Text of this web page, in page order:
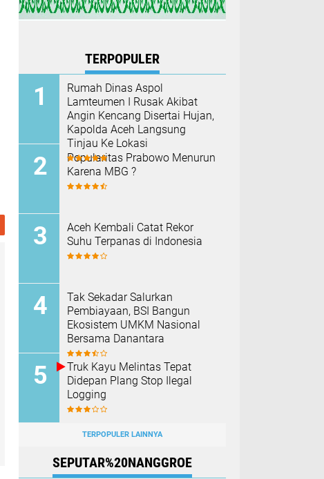
TERPOPULER
Rumah Dinas Aspol
Lamteumen I Rusak Akibat
Angin Kencang Disertai Hujan,
Kapolda Aceh Langsung
Tinjau Ke Lokasi
Popularitas Prabowo Menurun
Karena MBG ?
Aceh Kembali Catat Rekor
Suhu Terpanas di Indonesia
Tak Sekadar Salurkan
Pembiayaan, BSI Bangun
Ekosistem UMKM Nasional
Bersama Danantara
Truk Kayu Melintas Tepat
Didepan Plang Stop Ilegal
Logging
TERPOPULER LAINNYA
SEPUTAR%20NANGGROE